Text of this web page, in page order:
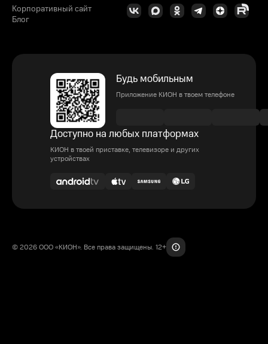
Корпоративный сайт
Блог
Будь мобильным
Приложение КИОН в твоем телефоне
Доступно на любых платформах
КИОН в твоей приставке, телевизоре и других
устройствах
© 2026 ООО «КИОН». Все права защищены. 12+